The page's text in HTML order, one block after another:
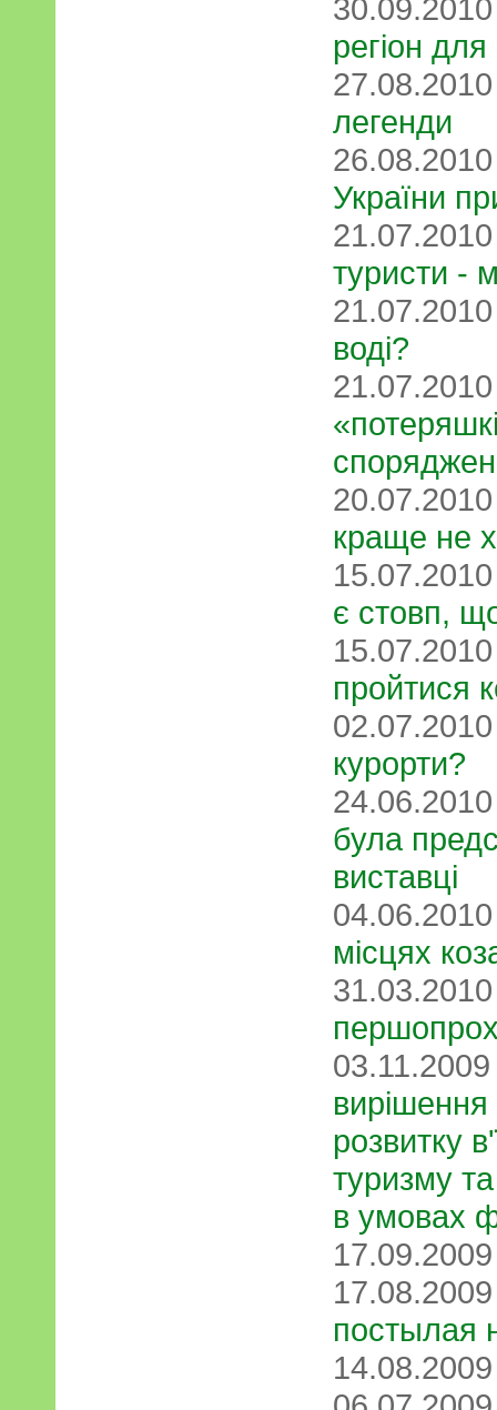
регіон
легенди
України
туристи -
воді?
краще не
є стовп,
пройтися
курорти?
була
виставці
місцях
розвитку
туризму
в умовах
постылая